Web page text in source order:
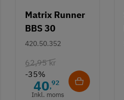
Matrix Runner
BBS 30
kugleudtræk -
420.50.352
62,95 kr
-35%
40,92
Inkl. moms